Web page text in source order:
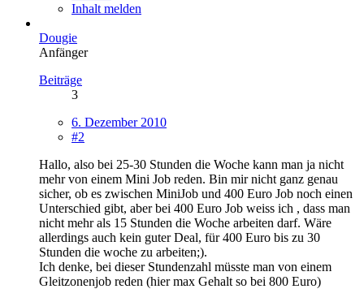
Inhalt melden
Dougie
Anfänger
Beiträge
3
6. Dezember 2010
#2
Hallo, also bei 25-30 Stunden die Woche kann man ja nicht
mehr von einem Mini Job reden. Bin mir nicht ganz genau
sicher, ob es zwischen MiniJob und 400 Euro Job noch einen
Unterschied gibt, aber bei 400 Euro Job weiss ich , dass man
nicht mehr als 15 Stunden die Woche arbeiten darf. Wäre
allerdings auch kein guter Deal, für 400 Euro bis zu 30
Stunden die woche zu arbeiten;).
Ich denke, bei dieser Stundenzahl müsste man von einem
Gleitzonenjob reden (hier max Gehalt so bei 800 Euro)